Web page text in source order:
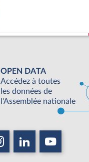
OPEN DATA
Accédez à toutes
les données de
l'Assemblée nationale